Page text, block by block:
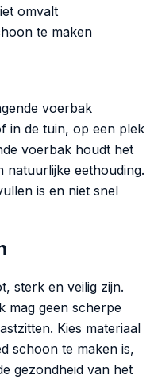
omvalt
te maken
voerbak
in de tuin, op een plek
voerbak houdt het
natuurlijke eethouding.
is en niet snel
sterk en veilig zijn.
mag geen scherpe
Kies materiaal
schoon te maken is,
gezondheid van het